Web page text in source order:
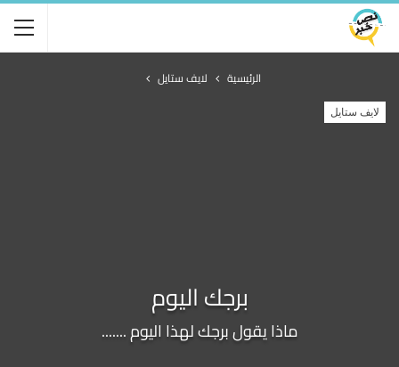
الرئيسية لايف ستايل
لايف ستايل
برجك اليوم
ماذا يقول برجك لهذا اليوم .......